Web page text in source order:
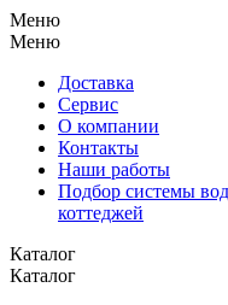
Меню
Меню
Доставка
Сервис
О компании
Контакты
Наши работы
Подбор системы
коттеджей
Каталог
Каталог